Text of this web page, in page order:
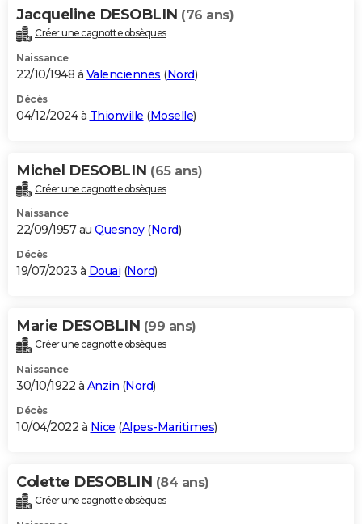
Jacqueline DESOBLIN (76 ans)
Créer une cagnotte obsèques
Naissance
22/10/1948 à Valenciennes (Nord)
Décès
04/12/2024 à Thionville (Moselle)
Michel DESOBLIN (65 ans)
Créer une cagnotte obsèques
Naissance
22/09/1957 au Quesnoy(Nord)
Décès
19/07/2023 à Douai (Nord)
Marie DESOBLIN (99 ans)
Créer une cagnotte obsèques
Naissance
30/10/1922 à Anzin (Nord)
Décès
10/04/2022 à Nice (Alpes-Maritimes)
Colette DESOBLIN (84 ans)
Créer une cagnotte obsèques